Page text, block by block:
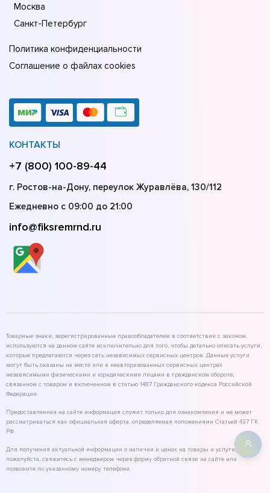
Москва
Санкт-Петербург
Политика конфиденциальности
Соглашение о файлах cookies
КОНТАКТЫ
+7 (800) 100-89-44
г. Ростов-на-Дону, переулок Журавлёва, 130/112
Ежедневно с 09:00 до 21:00
info@fiksremrnd.ru
Товарные знаки, зарегистрированные правообладателем в соответствии с законом,
используются на данном сайте исключительно для того, чтобы детально описать услуги,
которые предлагаются через сеть независимых сервисных центров. Данные услуги
могут быть оказаны на месте или в неавторизованных сервисных центрах
независимыми физическими и юридическими лицами в гражданском обороте,
связанном с товаром и включенном в статью 1487 Гражданского кодекса Российской
Федерации.
Предоставленная на сайте информация служит только для ознакомления и не может
рассматриваться как официальная оферта, определяемая положениями Статьей 437 ГК
РФ.
Для получения актуальной информации о наличии и ценах на товары и услуги,
пожалуйста, свяжитесь с менеджером через форму обратной связи на сайте или
позвоните по указанному номеру телефона.